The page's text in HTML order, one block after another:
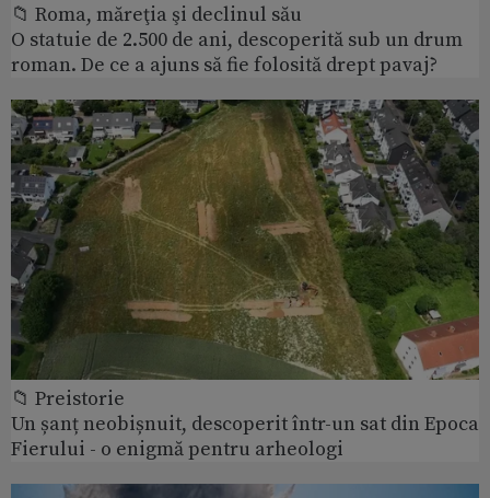
📁 Roma, măreţia şi declinul său
O statuie de 2.500 de ani, descoperită sub un drum
roman. De ce a ajuns să fie folosită drept pavaj?
📁 Preistorie
Un șanț neobișnuit, descoperit într-un sat din Epoca
Fierului - o enigmă pentru arheologi